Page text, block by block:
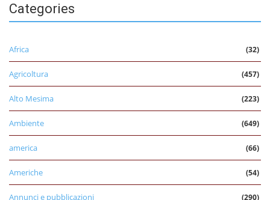
Categories
Africa (32)
Agricoltura (457)
Alto Mesima (223)
Ambiente (649)
america (66)
Americhe (54)
Annunci e pubblicazioni (290)